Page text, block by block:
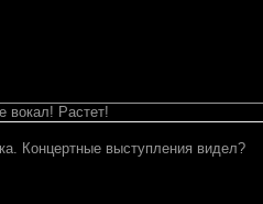
вокал! Растет!
Концертные выступления видел?